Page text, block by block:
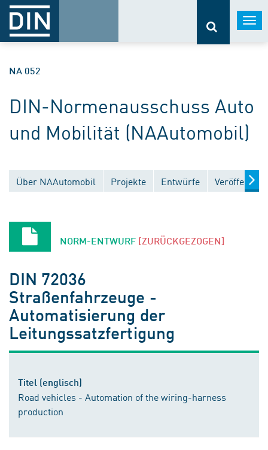
NA 052
DIN-Normenausschuss Auto
und Mobilität (NAAutomobil)
Über NAAutomobil Projekte Entwürfe
NORM-ENTWURF [ZURÜCKGEZOGEN]
DIN 72036
Straßenfahrzeuge -
Automatisierung der
Leitungssatzfertigung
Titel (englisch)
Road vehicles - Automation of the wiring-harness
production